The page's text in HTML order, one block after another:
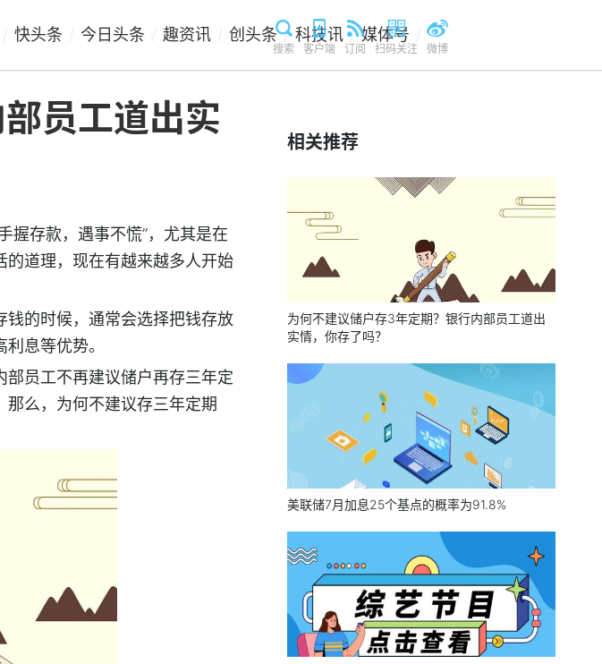
快头条 今日头条 趣资讯 创头条 / 科技讯 / 媒体号
搜索 客户端 订阅 扫码关注 微博
员工道出实
握存款，遇事不慌”，尤其是在
道理，现在有越来越多人开始
钱的时候，通常会选择把钱存放
息等优势。
员工不再建议储户再存三年定
么，为何不建议存三年定期
相关推荐
为何不建议储户存3年定期？银行内部员工道出
实情，你存了吗？
美联储7月加息25个基点的概率为91.8%